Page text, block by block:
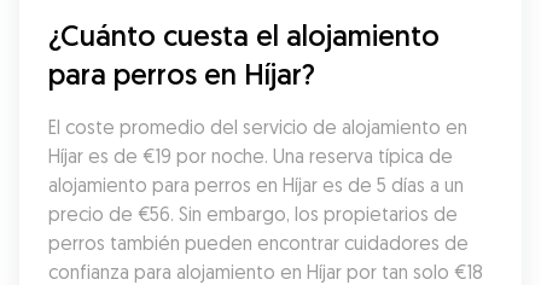
¿Cuánto cuesta el alojamiento
para perros en Híjar?
El coste promedio del servicio de alojamiento en
Híjar es de €19 por noche. Una reserva típica de
alojamiento para perros en Híjar es de 5 días a un
precio de €56. Sin embargo, los propietarios de
perros también pueden encontrar cuidadores de
confianza para alojamiento en Híjar por tan solo €18